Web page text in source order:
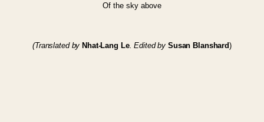
Of the sky above
(Translated byNhat-Lang Le.Edited by Susan Blanshard)